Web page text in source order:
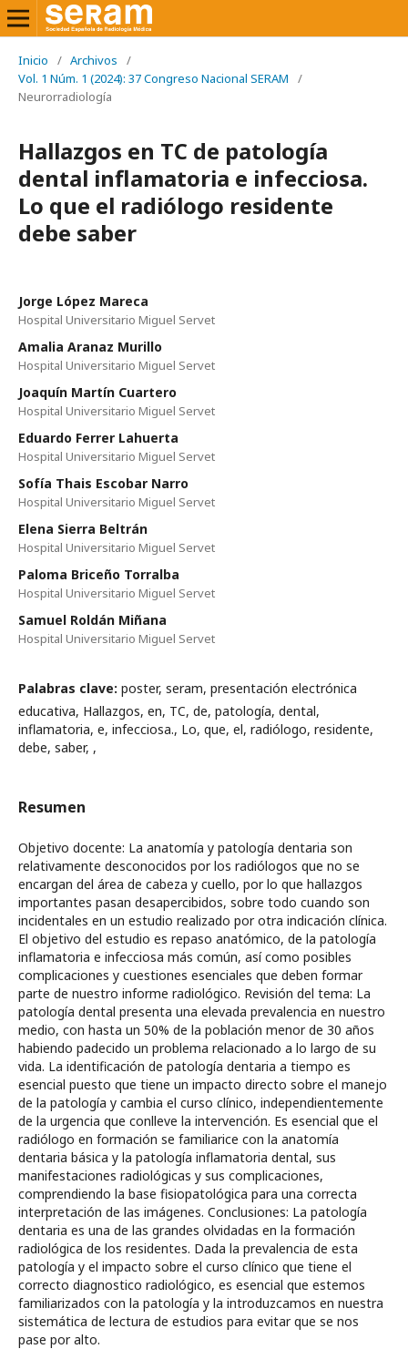
Inicio / Archivos
/
Vol. 1 Núm. 1 (2024): 37 Congreso Nacional SERAM
/
Neurorradiología
Hallazgos en TC de patología
dental inflamatoria e infecciosa.
Lo que el radiólogo residente
debe saber
Jorge López Mareca
Hospital Universitario Miguel Servet
Amalia Aranaz Murillo
Hospital Universitario Miguel Servet
Joaquín Martín Cuartero
Hospital Universitario Miguel Servet
Eduardo Ferrer Lahuerta
Hospital Universitario Miguel Servet
Sofía Thais Escobar Narro
Hospital Universitario Miguel Servet
Elena Sierra Beltrán
Hospital Universitario Miguel Servet
Paloma Briceño Torralba
Hospital Universitario Miguel Servet
Samuel Roldán Miñana
Hospital Universitario Miguel Servet
Palabras clave: poster, seram, presentación electrónica
educativa, Hallazgos, en, TC, de, patología, dental,
inflamatoria, e, infecciosa., Lo, que, el, radiólogo, residente,
debe, saber, ,
Resumen
Objetivo docente: La anatomía y patología dentaria son
relativamente desconocidos por los radiólogos que no se
encargan del área de cabeza y cuello, por lo que hallazgos
importantes pasan desapercibidos, sobre todo cuando son
incidentales en un estudio realizado por otra indicación clínica.
El objetivo del estudio es repaso anatómico, de la patología
inflamatoria e infecciosa más común, así como posibles
complicaciones y cuestiones esenciales que deben formar
parte de nuestro informe radiológico. Revisión del tema: La
patología dental presenta una elevada prevalencia en nuestro
medio, con hasta un 50% de la población menor de 30 años
habiendo padecido un problema relacionado a lo largo de su
vida. La identificación de patología dentaria a tiempo es
esencial puesto que tiene un impacto directo sobre el manejo
de la patología y cambia el curso clínico, independientemente
de la urgencia que conlleve la intervención. Es esencial que el
radiólogo en formación se familiarice con la anatomía
dentaria básica y la patología inflamatoria dental, sus
manifestaciones radiológicas y sus complicaciones,
comprendiendo la base fisiopatológica para una correcta
interpretación de las imágenes. Conclusiones: La patología
dentaria es una de las grandes olvidadas en la formación
radiológica de los residentes. Dada la prevalencia de esta
patología y el impacto sobre el curso clínico que tiene el
correcto diagnostico radiológico, es esencial que estemos
familiarizados con la patología y la introduzcamos en nuestra
sistemática de lectura de estudios para evitar que se nos
pase por alto.